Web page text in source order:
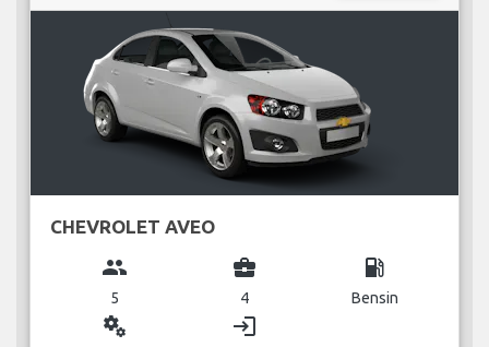
CHEVROLET AVEO
group
5
business_center
4
local_gas_station
Bensin
miscellaneous_services login